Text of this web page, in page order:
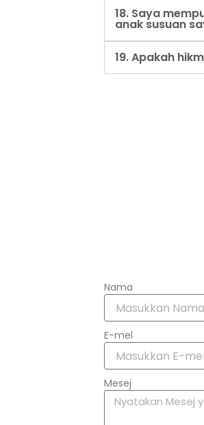
18. Saya
anak susuan
19. Apakah
Nama
E-mel
Mesej